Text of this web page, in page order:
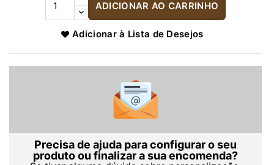
ADICIONAR AO CARRINHO
Adicionar à Lista de Desejos
Precisa de ajuda para configurar o seu
produto ou finalizar a sua encomenda?